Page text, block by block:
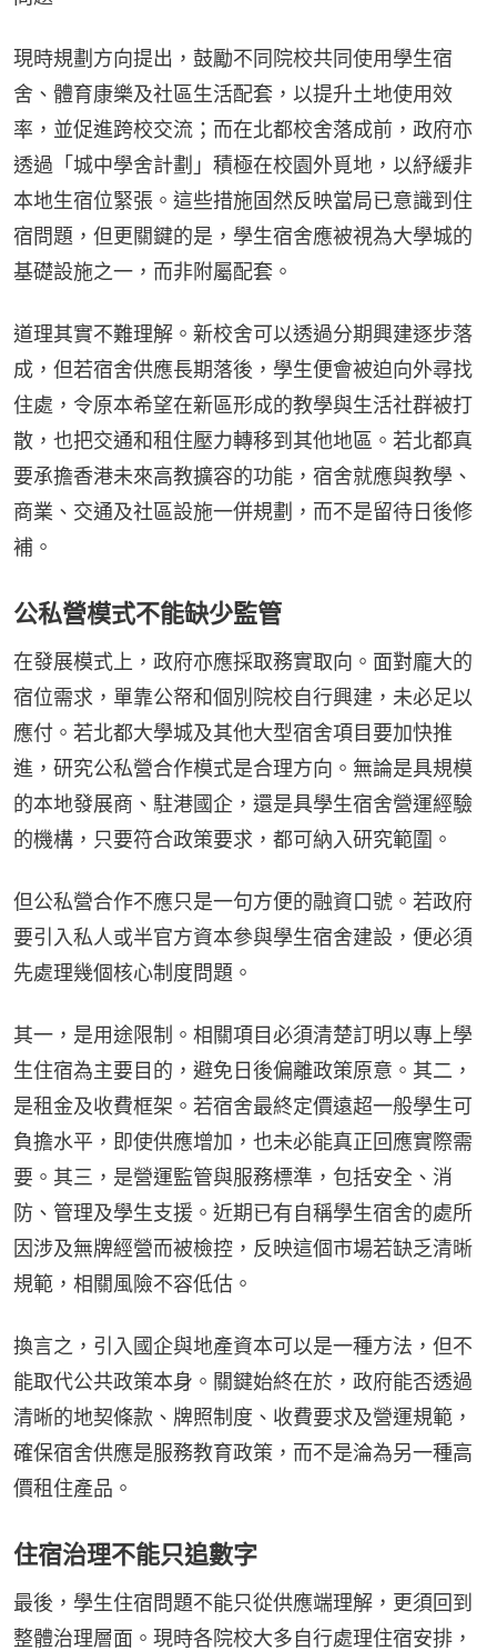
現時規劃方向提出，鼓勵不同院校共同使用學生宿
舍、體育康樂及社區生活配套，以提升土地使用效
率，並促進跨校交流；而在北都校舍落成前，政府亦
透過「城中學舍計劃」積極在校園外覓地，以紓緩非
本地生宿位緊張。這些措施固然反映當局已意識到住
宿問題，但更關鍵的是，學生宿舍應被視為大學城的
基礎設施之一，而非附屬配套。
道理其實不難理解。新校舍可以透過分期興建逐步落
成，但若宿舍供應長期落後，學生便會被迫向外尋找
住處，令原本希望在新區形成的教學與生活社群被打
散，也把交通和租住壓力轉移到其他地區。若北都真
要承擔香港未來高教擴容的功能，宿舍就應與教學、
商業、交通及社區設施一併規劃，而不是留待日後修
補。
公私營模式不能缺少監管
在發展模式上，政府亦應採取務實取向。面對龐大的
宿位需求，單靠公帑和個別院校自行興建，未必足以
應付。若北都大學城及其他大型宿舍項目要加快推
進，研究公私營合作模式是合理方向。無論是具規模
的本地發展商、駐港國企，還是具學生宿舍營運經驗
的機構，只要符合政策要求，都可納入研究範圍。
但公私營合作不應只是一句方便的融資口號。若政府
要引入私人或半官方資本參與學生宿舍建設，便必須
先處理幾個核心制度問題。
其一，是用途限制。相關項目必須清楚訂明以專上學
生住宿為主要目的，避免日後偏離政策原意。其二，
是租金及收費框架。若宿舍最終定價遠超一般學生可
負擔水平，即使供應增加，也未必能真正回應實際需
要。其三，是營運監管與服務標準，包括安全、消
防、管理及學生支援。近期已有自稱學生宿舍的處所
因涉及無牌經營而被檢控，反映這個市場若缺乏清晰
規範，相關風險不容低估。
換言之，引入國企與地產資本可以是一種方法，但不
能取代公共政策本身。關鍵始終在於，政府能否透過
清晰的地契條款、牌照制度、收費要求及營運規範，
確保宿舍供應是服務教育政策，而不是淪為另一種高
價租住產品。
住宿治理不能只追數字
最後，學生住宿問題不能只從供應端理解，更須回到
整體治理層面。現時各院校大多自行處理住宿安排，